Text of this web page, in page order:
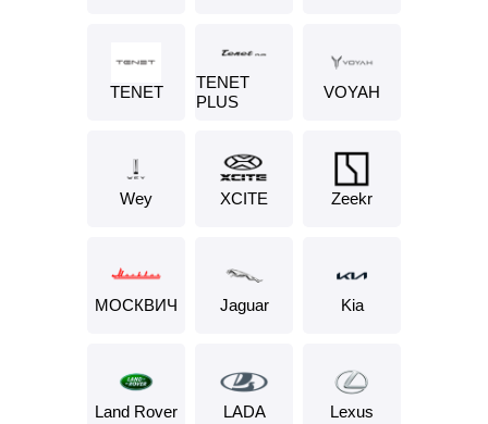
TENET
TENET
PLUS
VOYAH
Wey XCITE Zeekr
МОСКВИЧ Jaguar Kia
Land Rover LADA Lexus